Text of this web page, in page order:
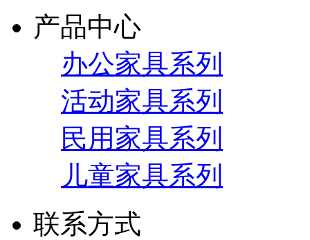
产品中心
办公家具系列
活动家具系列
民用家具系列
儿童家具系列
联系方式